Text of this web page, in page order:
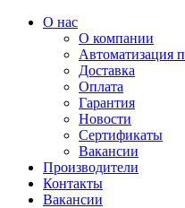
О нас
О компании
Автоматизация
Доставка
Оплата
Гарантия
Новости
Сертификаты
Вакансии
Производители
Контакты
Вакансии